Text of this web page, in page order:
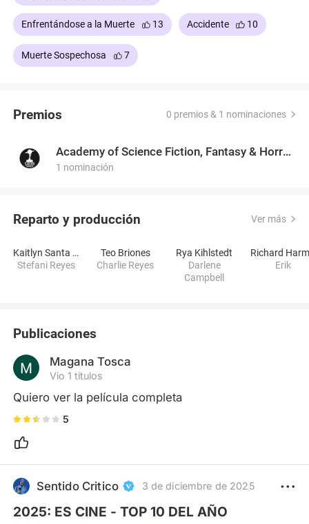
Enfrentándose a la Muerte 13 Accidente 10
Muerte Sospechosa 7
Premios 0 premios & 1 nominaciones
Academy of Science Fiction, Fantasy & Horror Films, USA
1 nominación
Reparto y producción Ver más
Kaitlyn Santa Juana
Stefani Reyes
Teo Briones
Charlie Reyes
Rya Kihlstedt
Darlene
Campbell
Erik
Publicaciones
Magana Tosca
Vio 1 títulos
Quiero ver la película completa
5
Sentido Critico 3 de diciembre de 2025
2025: ES CINE - TOP 10 DEL AÑO